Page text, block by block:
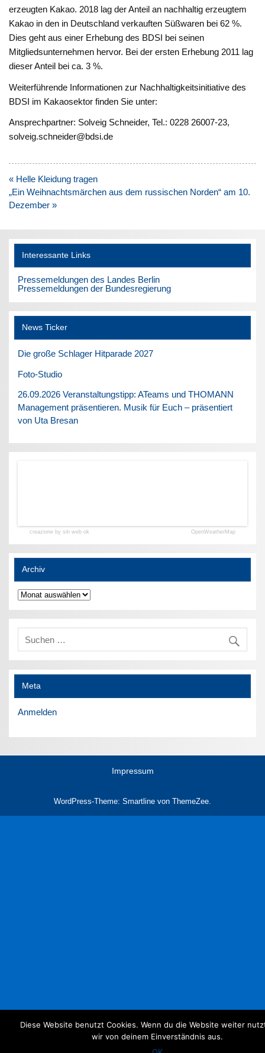
erzeugten Kakao. 2018 lag der Anteil an nachhaltig erzeugtem
Kakao in den in Deutschland verkauften Süßwaren bei 62 %.
Dies geht aus einer Erhebung des BDSI bei seinen
Mitgliedsunternehmen hervor. Bei der ersten Erhebung 2011 lag
dieser Anteil bei ca. 3 %.
Weiterführende Informationen zur Nachhaltigkeitsinitiative des
BDSI im Kakaosektor finden Sie unter:
Ansprechpartner: Solveig Schneider, Tel.: 0228 26007-23,
solveig.schneider@bdsi.de
Beitragsnavigation
« Helle Kleidung tragen
„Ein Weihnachtsmärchen aus dem russischen Norden“ am 10.
Dezember »
Interessante Links
Pressemeldungen des Landes Berlin
Pressemeldungen der Bundesregierung
News Ticker
Die große Schlager Hitparade 2027
Foto-Studio
26.09.2026 Veranstaltungstipp: ATeams und THOMANN
Management präsentieren. Musik für Euch – präsentiert
von Uta Bresan
creazione by siti web ok OpenWeatherMap
Archiv
Archiv
Meta
Anmelden
Impressum
WordPress-Theme: Smartline von ThemeZee.
Diese Website benutzt Cookies. Wenn du die Website weiter
wir von deinem Einverständnis aus.